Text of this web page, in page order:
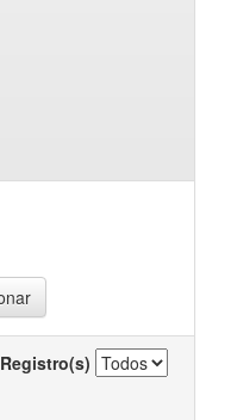
Registro(s)